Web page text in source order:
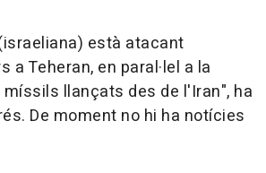
està atacant
Teheran, en paral·lel a la
llançats des de l'Iran", ha
De moment no hi ha notícies